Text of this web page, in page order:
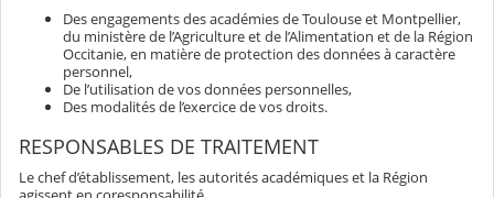
Des engagements des académies de Toulouse et Montpellier,
du ministère de l’Agriculture et de l’Alimentation et de la Région
Occitanie, en matière de protection des données à caractère
personnel,
De l’utilisation de vos données personnelles,
Des modalités de l’exercice de vos droits.
RESPONSABLES DE TRAITEMENT
Le chef d’établissement, les autorités académiques et la Région